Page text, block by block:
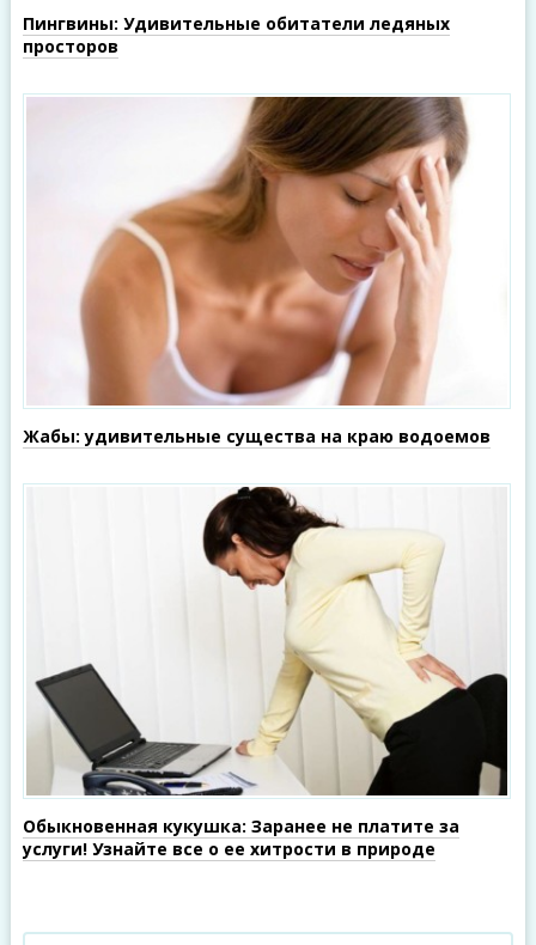
Пингвины: Удивительные обитатели ледяных
просторов
Жабы: удивительные существа на краю водоемов
Обыкновенная кукушка: Заранее не платите за
услуги! Узнайте все о ее хитрости в природе